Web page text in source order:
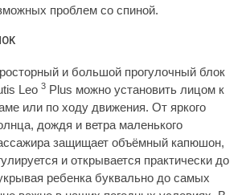
проблем со спиной.
и большой прогулочный блок
Leo 3 Plus можно установить лицом к
или по ходу движения. От яркого
дождя и ветра маленького
защищает объёмный капюшон,
и открывается практически до
ребенка буквально до самых